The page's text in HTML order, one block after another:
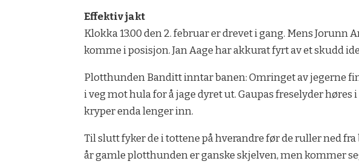
Effektiv jakt
Klokka 13.00 den 2. februar er drevet i gang. Mens
komme i posisjon. Jan Aage har akkurat fyrt av et skudd
Plotthunden Banditt inntar banen: Omringet av jegerne
i veg mot hula for å jage dyret ut. Gaupas freselyder
kryper enda lenger inn.
Til slutt fyker de i tottene på hverandre før de ruller ned
år gamle plotthunden er ganske skjelven, men kommer